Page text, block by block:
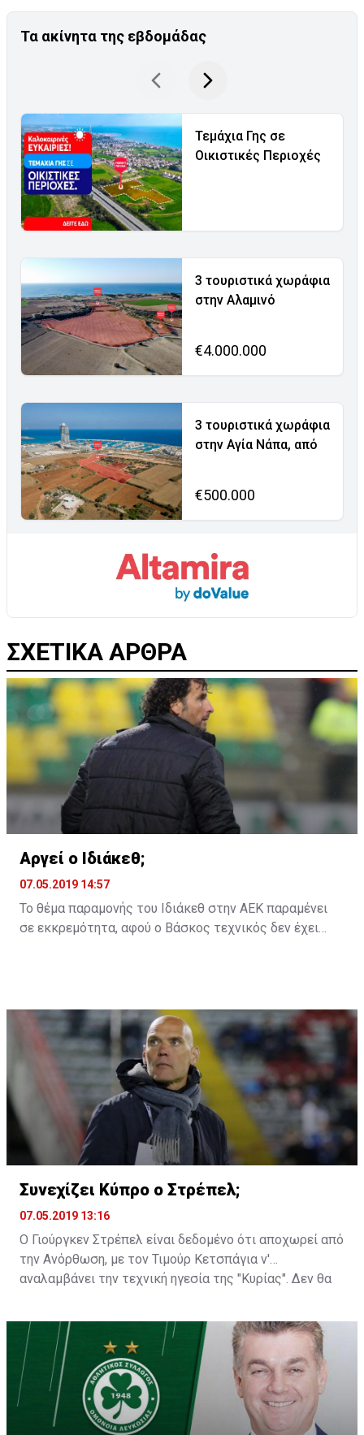
Τα ακίνητα της εβδομάδας
Τεμάχια Γης σε
Οικιστικές Περιοχές
3 τουριστικά χωράφια
στην Αλαμινό
€4.000.000
3 τουριστικά χωράφια
στην Αγία Νάπα, από
€500.000
ΣΧΕΤΙΚΑ ΑΡΘΡΑ
Αργεί ο Ιδιάκεθ;
07.05.2019 14:57
Το θέμα παραμονής του Ιδιάκεθ στην ΑΕΚ παραμένει
σε εκκρεμότητα, αφού ο Βάσκος τεχνικός δεν έχει
Συνεχίζει Κύπρο ο Στρέπελ;
07.05.2019 13:16
Ο Γιούργκεν Στρέπελ είναι δεδομένο ότι αποχωρεί από
την Ανόρθωση, με τον Τιμούρ Κετσπάγια ν'
αναλαμβάνει την τεχνική ηγεσία της "Κυρίας". Δεν θα
προπονητή να παραμένει στην Κύπρο για κάποια άλλη
ομάδα...